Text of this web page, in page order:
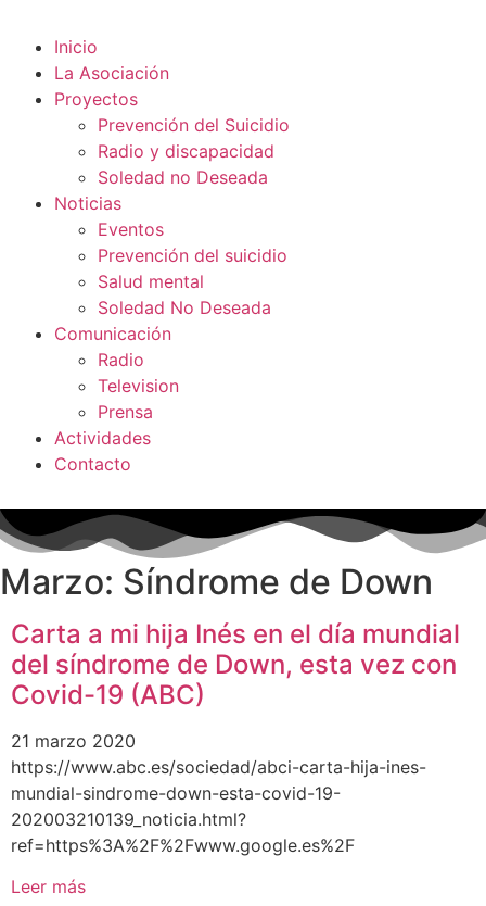
Inicio
La Asociación
Proyectos
Prevención del Suicidio
Radio y discapacidad
Soledad no Deseada
Noticias
Eventos
Prevención del suicidio
Salud mental
Soledad No Deseada
Comunicación
Radio
Television
Prensa
Actividades
Contacto
Marzo: Síndrome de Down
Carta a mi hija Inés en el día mundial
del síndrome de Down, esta vez con
Covid-19 (ABC)
21 marzo 2020
https://www.abc.es/sociedad/abci-carta-hija-ines-
mundial-sindrome-down-esta-covid-19-
202003210139_noticia.html?
ref=https%3A%2F%2Fwww.google.es%2F
Leer más